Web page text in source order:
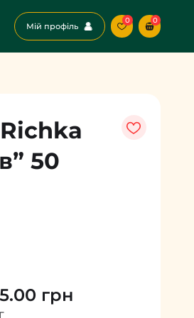
Мій профіль
0 0
50
грн